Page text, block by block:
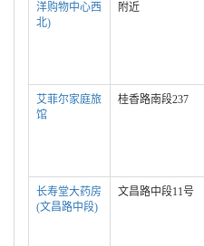
洋购物中心西
北)
附近
艾菲尔家庭旅
馆
桂香路南段237
长寿堂大药房
(文昌路中段)
文昌路中段11号